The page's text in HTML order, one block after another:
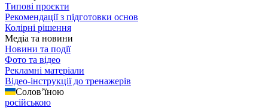
Типові проєкти
Рекомендації з підготовки основ
Колірні рішення
Медіа та новини
Новини та події
Фото та відео
Рекламні матеріали
Відео-інструкції до тренажерів
Солов’їною
російською